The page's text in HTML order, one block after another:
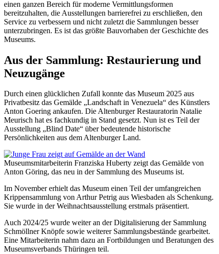
einen ganzen Bereich für moderne Vermittlungsformen
bereitzuhalten, die Ausstellungen barrierefrei zu erschließen, den
Service zu verbessern und nicht zuletzt die Sammlungen besser
unterzubringen. Es ist das größte Bauvorhaben der Geschichte des
Museums.
Aus der Sammlung: Restaurierung und
Neuzugänge
Durch einen glücklichen Zufall konnte das Museum 2025 aus
Privatbesitz das Gemälde „Landschaft in Venezuela“ des Künstlers
Anton Goering ankaufen. Die Altenburger Restauratorin Natalie
Meurisch hat es fachkundig in Stand gesetzt. Nun ist es Teil der
Ausstellung „Blind Date“ über bedeutende historische
Persönlichkeiten aus dem Altenburger Land.
Museumsmitarbeiterin Franziska Huberty zeigt das Gemälde von
Anton Göring, das neu in der Sammlung des Museums ist.
Im November erhielt das Museum einen Teil der umfangreichen
Krippensammlung von Arthur Petrig aus Wiesbaden als Schenkung.
Sie wurde in der Weihnachtsausstellung erstmals präsentiert.
Auch 2024/25 wurde weiter an der Digitalisierung der Sammlung
Schmöllner Knöpfe sowie weiterer Sammlungsbestände gearbeitet.
Eine Mitarbeiterin nahm dazu an Fortbildungen und Beratungen des
Museumsverbands Thüringen teil.